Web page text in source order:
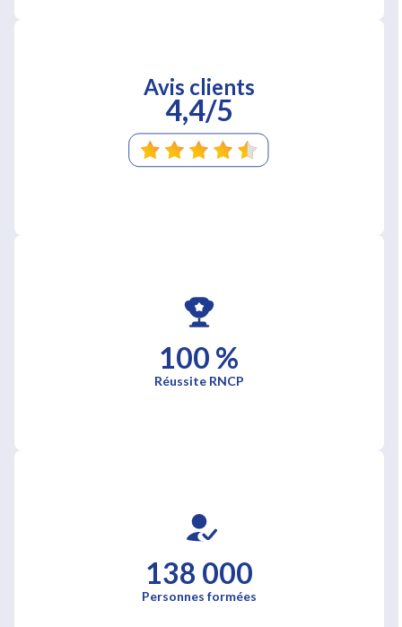
Avis clients
4,4/5
100 %
Réussite RNCP
138 000
Personnes formées